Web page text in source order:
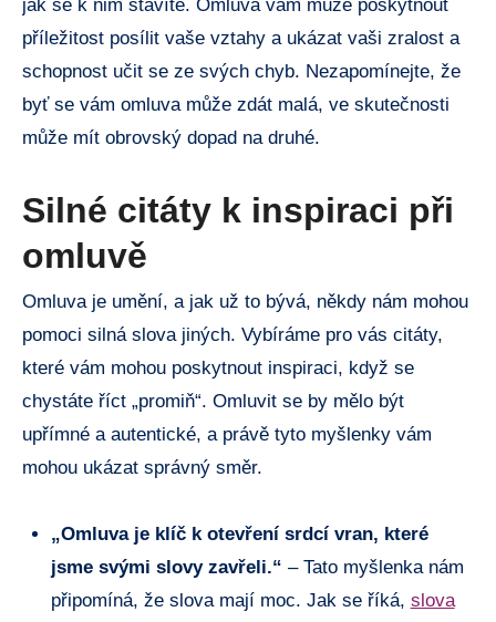
jak⁣ se k ⁢nim stavíte.⁣ Omluva vám může poskytnout⁣
příležitost posílit vaše vztahy a ukázat vaši​ zralost ‍a
schopnost ⁣učit se‍ ze svých ⁣chyb. Nezapomínejte, že​
byť se vám ⁢omluva může​ zdát malá, ve skutečnosti‍
může mít obrovský dopad ⁣na ⁢druhé.
Silné citáty‌ k​ inspiraci při
omluvě
Omluva je umění, a⁣ jak už to bývá, někdy nám mohou
pomoci ‍silná slova jiných. Vybíráme pro‍ vás citáty,
které​ vám mohou poskytnout inspiraci, když se
chystáte říct „promiň“. ​Omluvit ⁣se by mělo být
upřímné a autentické, a právě ⁤tyto myšlenky⁢ vám
mohou ukázat⁤ správný směr.
„Omluva je klíč k⁣ otevření srdcí ⁤vran, které⁣
jsme​ svými slovy zavřeli.“ ⁣– ​Tato ⁣myšlenka nám
připomíná, že ​slova mají moc. Jak⁣ se ⁢říká,‌ slova